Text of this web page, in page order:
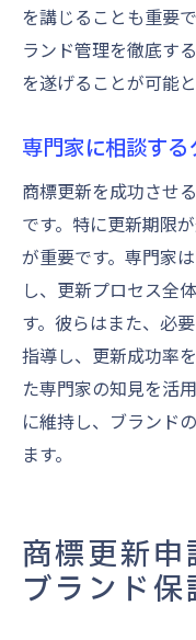
を講じることも重要
ランド管理を徹底す
を遂げることが可能と
専門家に相談す
商標更新を成功させ
です。特に更新期限
が重要です。専門家
し、更新プロセス全
す。彼らはまた、必
指導し、更新成功率
た専門家の知見を活
に維持し、ブランド
ます。
商標更新申
ブランド保